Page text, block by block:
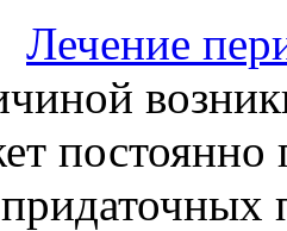
Лечение
постоянно